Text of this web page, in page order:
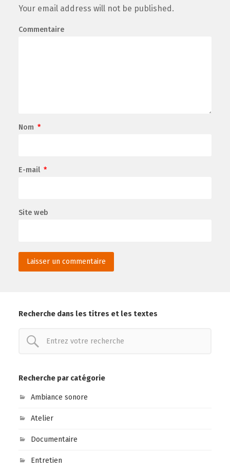
Your email address will not be published.
Commentaire
Nom *
E-mail *
Site web
Recherche dans les titres et les textes
Recherche par catégorie
Ambiance sonore
Atelier
Documentaire
Entretien